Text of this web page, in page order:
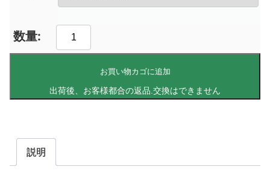
お買い物カゴに追加
説明